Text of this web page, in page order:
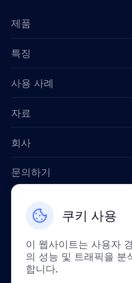
쿠키 사용
이 웹사이트는 사용자
의 성능 및 트래픽을 분
합니다.
제품
특징
사용 사례
자료
회사
문의하기